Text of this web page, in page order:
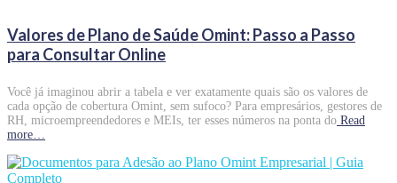
Valores de Plano de Saúde Omint: Passo a Passo
para Consultar Online
Você já imaginou abrir a tabela e ver exatamente quais são os valores de
cada opção de cobertura Omint, sem sufoco? Para empresários, gestores de
RH, microempreendedores e MEIs, ter esses números na ponta do Read
more…